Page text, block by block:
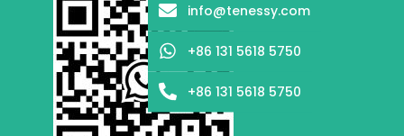
info@tenessy.com
+86 131 5618 5750
+86 131 5618 5750